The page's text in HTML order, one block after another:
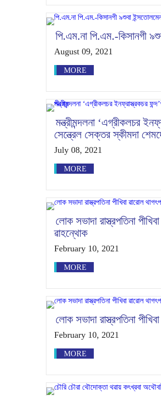
পি.এম.না পি.এম.-কিসানগী
August 09, 2021
MORE
মন্ত্রীমন্দলনা ‘এগ্রীকলচর
সেন্ত্রেল সেক্তর স্কীমদা
July 08, 2021
MORE
লোক সভাদা রাস্ত্রপতিনা
ৱাহন্থোক
February 10, 2021
MORE
লোক সভাদা রাস্ত্রপতিনা
February 10, 2021
MORE